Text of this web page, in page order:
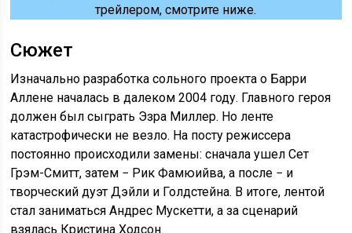
трейлером, смотрите ниже.
Сюжет
Изначально разработка сольного проекта о Барри
Аллене началась в далеком 2004 году. Главного героя
должен был сыграть Эзра Миллер. Но ленте
катастрофически не везло. На посту режиссера
постоянно происходили замены: сначала ушел Сет
Грэм-Смитт, затем − Рик Фамюийва, а после − и
творческий дуэт Дэйли и Голдстейна. В итоге, лентой
стал заниматься Андрес Мускетти, а за сценарий
взялась Кристина Ходсон.